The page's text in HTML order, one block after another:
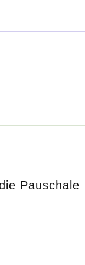
Pauschale